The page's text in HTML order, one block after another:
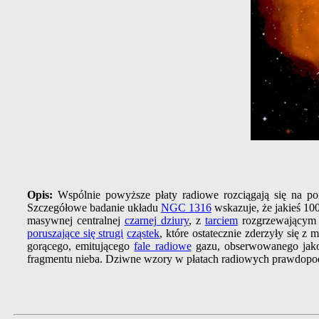
Opis: Wspólnie powyższe płaty radiowe rozciągają się na
Szczegółowe badanie układu NGC 1316wskazuje, że jakieś
masywnej centralnej czarnej dziury, z tarciem
poruszające się strugi cząstek, które ostatecznie zderzyły się z
gorącego, emitującegofale radiowegazu, obserwowanego
fragmentu nieba. Dziwne wzory w płatach radiowych